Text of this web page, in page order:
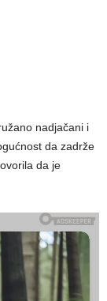
nadjačani i
da zadrže
da je